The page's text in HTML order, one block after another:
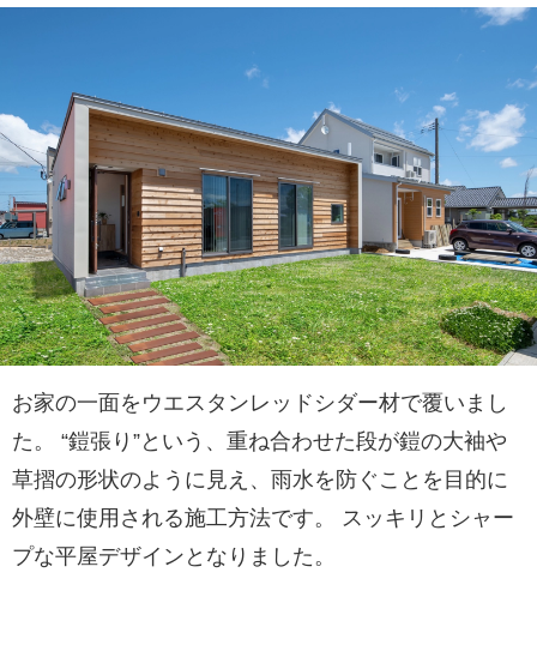
お家の一面をウエスタンレッドシダー材で覆いまし
た。 “鎧張り”という、重ね合わせた段が鎧の大袖や
草摺の形状のように見え、雨水を防ぐことを目的に
外壁に使用される施工方法です。 スッキリとシャー
プな平屋デザインとなりました。